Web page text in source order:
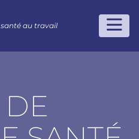
au travail
DE